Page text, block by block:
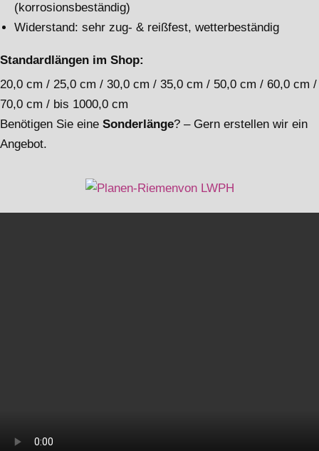
(korrosionsbeständig)
Widerstand: sehr zug- & reißfest, wetterbeständig
Standardlängen im Shop:
20,0 cm / 25,0 cm / 30,0 cm / 35,0 cm / 50,0 cm / 60,0 cm /
70,0 cm / bis 1000,0 cm
Benötigen Sie eine Sonderlänge? – Gern erstellen wir ein
Angebot.